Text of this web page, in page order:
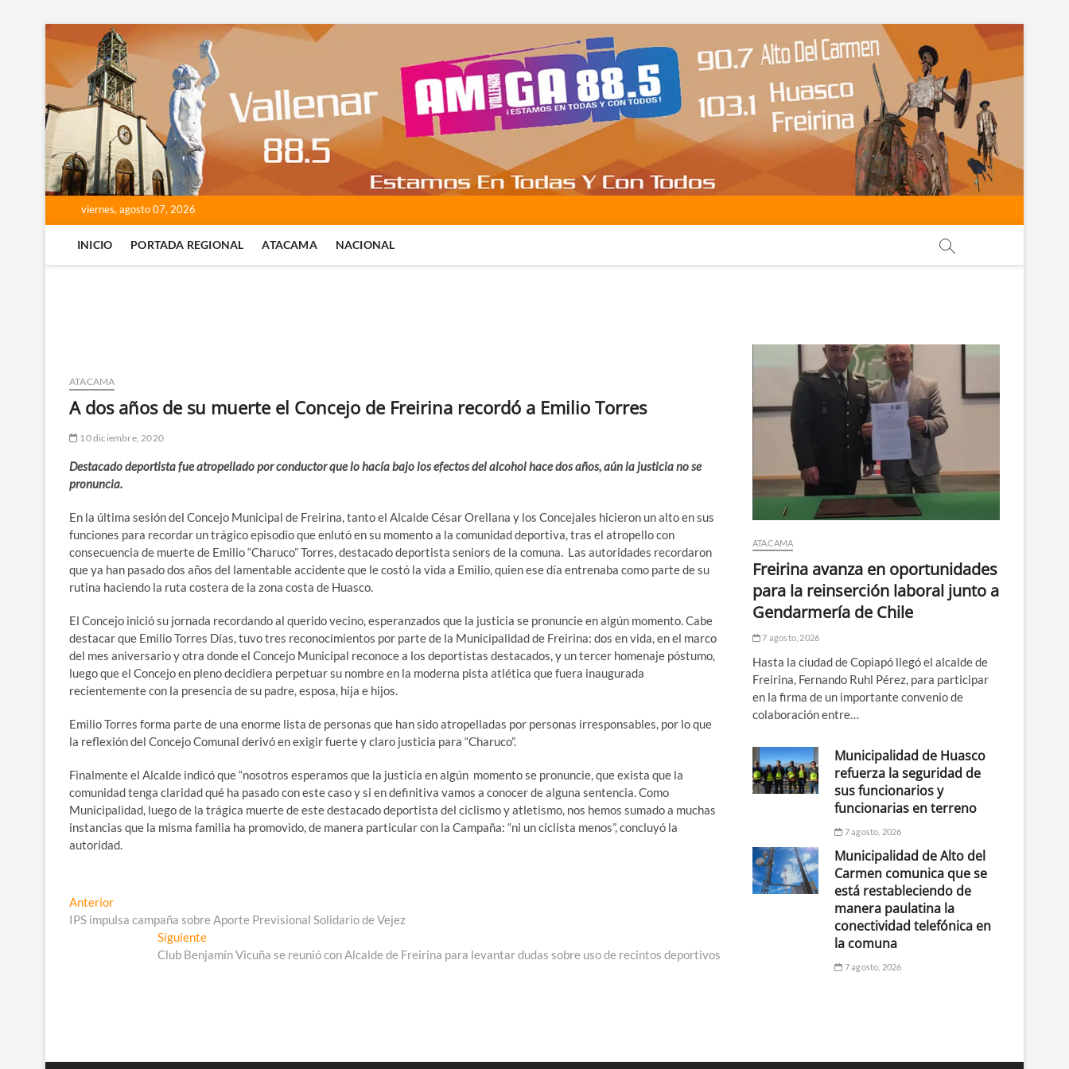
contenido
viernes, agosto 07, 2026
INICIO PORTADA REGIONAL ATACAMA NACIONAL
ATACAMA
A dos años de su muerte el Concejo de Freirina recordó a Emilio Torres
10 diciembre, 2020
Destacado deportista fue atropellado por conductor que lo hacía bajo los efectos del alcohol hace dos años, aún la justicia no se
pronuncia.
En la última sesión del Concejo Municipal de Freirina, tanto el Alcalde César Orellana y los Concejales hicieron un alto en sus
funciones para recordar un trágico episodio que enlutó en su momento a la comunidad deportiva, tras el atropello con
consecuencia de muerte de Emilio “Charuco” Torres, destacado deportista seniors de la comuna. Las autoridades recordaron
que ya han pasado dos años del lamentable accidente que le costó la vida a Emilio, quien ese día entrenaba como parte de su
rutina haciendo la ruta costera de la zona costa de Huasco.
El Concejo inició su jornada recordando al querido vecino, esperanzados que la justicia se pronuncie en algún momento. Cabe
destacar que Emilio Torres Días, tuvo tres reconocimientos por parte de la Municipalidad de Freirina: dos en vida, en el marco
del mes aniversario y otra donde el Concejo Municipal reconoce a los deportistas destacados, y un tercer homenaje póstumo,
luego que el Concejo en pleno decidiera perpetuar su nombre en la moderna pista atlética que fuera inaugurada
recientemente con la presencia de su padre, esposa, hija e hijos.
Emilio Torres forma parte de una enorme lista de personas que han sido atropelladas por personas irresponsables, por lo que
la reflexión del Concejo Comunal derivó en exigir fuerte y claro justicia para “Charuco”.
Finalmente el Alcalde indicó que “nosotros esperamos que la justicia en algún momento se pronuncie, que exista que la
comunidad tenga claridad qué ha pasado con este caso y si en definitiva vamos a conocer de alguna sentencia. Como
Municipalidad, luego de la trágica muerte de este destacado deportista del ciclismo y atletismo, nos hemos sumado a muchas
instancias que la misma familia ha promovido, de manera particular con la Campaña: “ni un ciclista menos”, concluyó la
autoridad.
Navegación
de
AnteriorEntrada
anterior:
IPS impulsa campaña sobre Aporte Previsional Solidario de Vejez
SiguienteEntrada
siguiente:
Club Benjamín Vicuña se reunió con Alcalde de Freirina para levantar dudas sobre uso de recintos deportivos
ATACAMA
Freirina avanza en oportunidades
para la reinserción laboral junto a
Gendarmería de Chile
7 agosto, 2026
Hasta la ciudad de Copiapó llegó el alcalde de
Freirina, Fernando Ruhl Pérez, para participar
en la firma de un importante convenio de
colaboración entre…
Municipalidad de Huasco
refuerza la seguridad de
sus funcionarios y
funcionarias en terreno
7 agosto, 2026
Municipalidad de Alto del
Carmen comunica que se
está restableciendo de
manera paulatina la
conectividad telefónica en
la comuna
7 agosto, 2026